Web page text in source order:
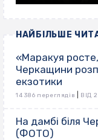
НАЙБІЛЬШЕ
«Маракуя росте,
Черкащини
екзотики
14 386 переглядів ВІД
На дамбі біля
(ФОТО)